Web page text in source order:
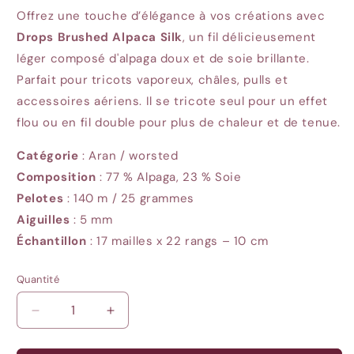
Offrez une touche d’élégance à vos créations avec
Drops Brushed Alpaca Silk, un fil délicieusement
léger composé d'alpaga doux et de soie brillante.
Parfait pour tricots vaporeux, châles, pulls et
accessoires aériens. Il se tricote seul pour un effet
flou ou en fil double pour plus de chaleur et de tenue.
Catégorie : Aran / worsted
Composition : 77 % Alpaga, 23 % Soie
Pelotes : 140 m / 25 grammes
Aiguilles : 5 mm
Échantillon : 17 mailles x 22 rangs – 10 cm
Quantité
Quantité
Réduire
la
quantité
Augmenter
la
quantité